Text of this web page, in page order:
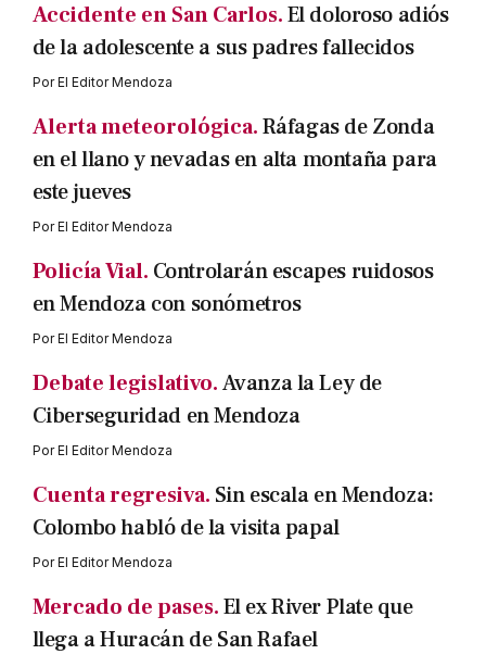
Accidente en San Carlos.El doloroso adiós
de la adolescente a sus padres fallecidos
PorEl Editor Mendoza
Alerta meteorológica.Ráfagas de Zonda
en el llano y nevadas en alta montaña para
este jueves
PorEl Editor Mendoza
Policía Vial. Controlarán escapes ruidosos
en Mendoza con sonómetros
PorEl Editor Mendoza
Debate legislativo.Avanza la Ley de
Ciberseguridad en Mendoza
PorEl Editor Mendoza
Cuenta regresiva. Sin escala en Mendoza:
Colombo habló de la visita papal
PorEl Editor Mendoza
Mercado de pases.El ex River Plate que
llega a Huracán de San Rafael